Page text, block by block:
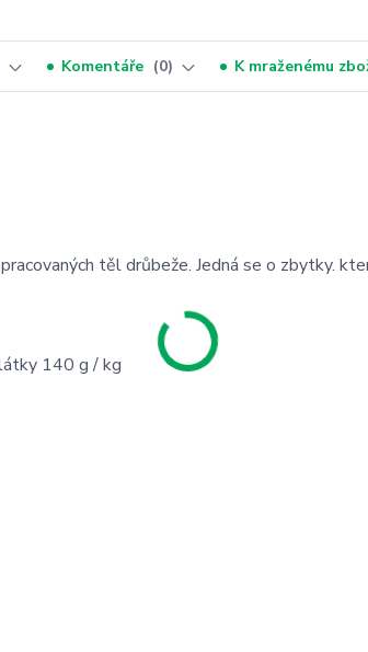
Komentáře 0 K mraženému
těl drůbeže. Jedná se o zbytky.
140 g / kg